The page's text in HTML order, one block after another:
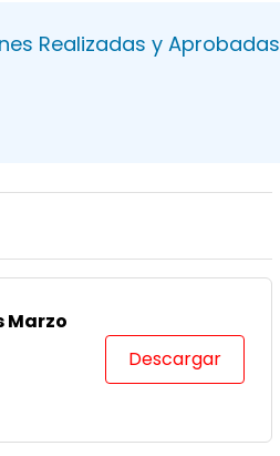
Realizadas y Aprobadas
Marzo
Descargar